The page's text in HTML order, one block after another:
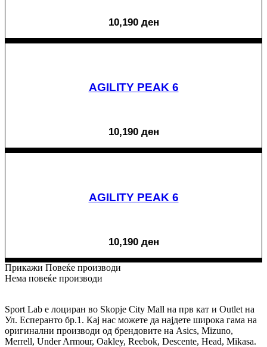
10,190 ден
AGILITY PEAK 6
10,190 ден
AGILITY PEAK 6
10,190 ден
Прикажи Повеќе производи
Нема повеќе производи
Sport Lab е лоциран во Skopje City Mall на прв кат и Outlet на
Ул. Есперанто бр.1. Кај нас можете да најдете широка гама на
оригинални производи од брендовите на Asics, Mizuno,
Merrell, Under Armour, Oakley, Reebok, Descente, Head, Mikasa.